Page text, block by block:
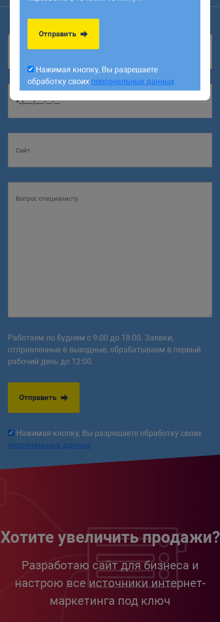
Работаем по будням с 9:00 до 18:00. Заявки,
отправленные в выходные, обрабатываем в первый
рабочий день до 12:00.
Отправить
Нажимая кнопку, Вы разрешаете обработку своих
персональных данных
Хотите увеличить продажи?
Разработаю сайт для бизнеса и
настрою все источники интернет-
маркетинга под ключ
обработку своихперсональных данных
Отправить
Нажимая кнопку, Вы разрешаете
обработку своих персональных данных